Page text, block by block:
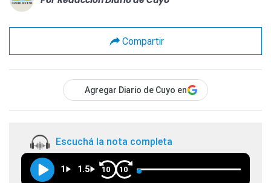
Compartir
Agregar Diario de Cuyo en
Escuchá la nota completa
1 1.5 10 10